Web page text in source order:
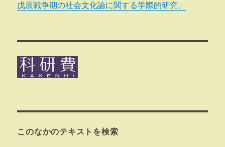
戊辰戦争期の社会文化論に関する学際的研究」
このなかのテキストを検索